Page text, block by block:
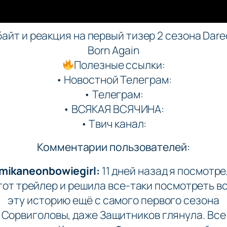
и реакция на первый тизер 2 сезона
Born Again
Полезные ссылки:
• Новостной Телеграм:
• Телеграм:
• ВСЯКАЯ ВСЯЧИНА:
• Твич канал:
Комментарии пользователей:
11 дней назад я
трейлер и решила все-таки посмотреть
эту историю ещё с самого первого сезона
Сорвиголовы, даже Защитников глянула. Все